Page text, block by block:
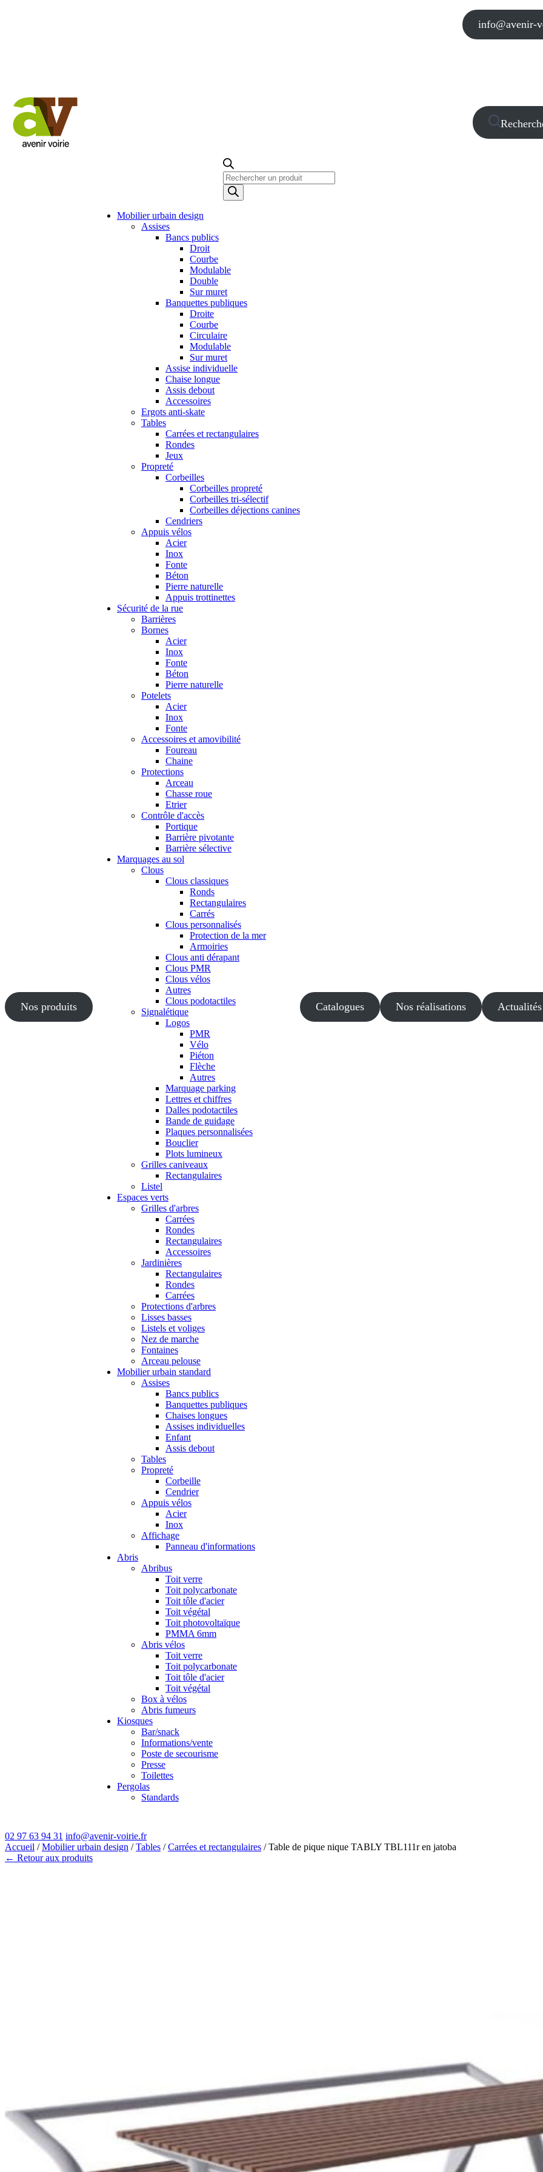
info@avenir-
Recherche
de
produits
Nos produits
Mobilier urbain design
Assises
Bancs publics
Droit
Courbe
Modulable
Double
Sur muret
Banquettes publiques
Droite
Courbe
Circulaire
Modulable
Sur muret
Assise individuelle
Chaise longue
Assis debout
Accessoires
Ergots anti-skate
Tables
Carrées et rectangulaires
Rondes
Jeux
Propreté
Corbeilles
Corbeilles propreté
Corbeilles tri-sélectif
Corbeilles déjections canines
Cendriers
Appuis vélos
Acier
Inox
Fonte
Béton
Pierre naturelle
Appuis trottinettes
Sécurité de la rue
Barrières
Bornes
Acier
Inox
Fonte
Béton
Pierre naturelle
Potelets
Acier
Inox
Fonte
Accessoires et amovibilité
Foureau
Chaine
Protections
Arceau
Chasse roue
Etrier
Contrôle d'accès
Portique
Barrière pivotante
Barrière sélective
Marquages au sol
Clous
Clous classiques
Ronds
Rectangulaires
Carrés
Clous personnalisés
Protection de la mer
Armoiries
Clous anti dérapant
Clous PMR
Clous vélos
Autres
Clous podotactiles
Signalétique
Logos
PMR
Vélo
Piéton
Flèche
Autres
Marquage parking
Lettres et chiffres
Dalles podotactiles
Bande de guidage
Plaques personnalisées
Bouclier
Plots lumineux
Grilles caniveaux
Rectangulaires
Listel
Espaces verts
Grilles d'arbres
Carrées
Rondes
Rectangulaires
Accessoires
Jardinières
Rectangulaires
Rondes
Carrées
Protections d'arbres
Lisses basses
Listels et voliges
Nez de marche
Fontaines
Arceau pelouse
Mobilier urbain standard
Assises
Bancs publics
Banquettes publiques
Chaises longues
Assises individuelles
Enfant
Assis debout
Tables
Propreté
Corbeille
Cendrier
Appuis vélos
Acier
Inox
Affichage
Panneau d'informations
Abris
Abribus
Toit verre
Toit polycarbonate
Toit tôle d'acier
Toit végétal
Toit photovoltaïque
PMMA 6mm
Abris vélos
Toit verre
Toit polycarbonate
Toit tôle d'acier
Toit végétal
Box à vélos
Abris fumeurs
Kiosques
Bar/snack
Informations/vente
Poste de secourisme
Presse
Toilettes
Pergolas
Standards
Catalogues Nos réalisations Actualités
02 97 63 94 31 info@avenir-voirie.fr
Accueil /Mobilier urbain design /Tables /Carrées et rectangulaires / Table de pique nique TABLY TBL111r en jatoba
← Retour aux produits